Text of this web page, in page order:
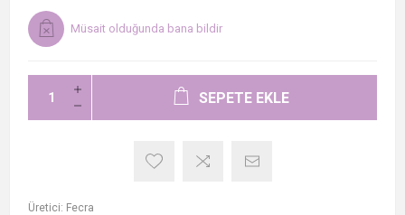
Müsait olduğunda bana bildir
SEPETE EKLE
Üretici: Fecra